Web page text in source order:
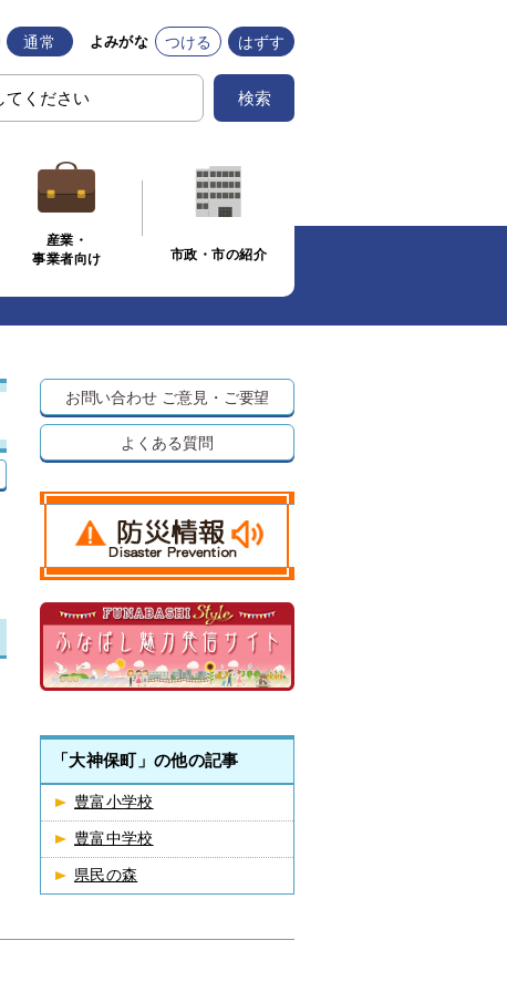
通常 よみがな つける はずす
検索
産業・
事業者向け
市政・市の紹介
お問い合わせ ご意見・ご要望
よくある質問
「大神保町」の他の記事
豊富小学校
豊富中学校
県民の森